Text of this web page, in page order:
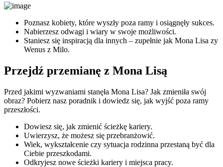
Poznasz kobiety, które wyszły poza ramy i osiągnęły sukces.
Nabierzesz odwagi i wiary w swoje możliwości.
Staniesz się inspiracją dla innych – zupełnie jak Mona Lisa zy
Wenus z Milo.
Przejdź przemianę z Mona Lisą
Przed jakimi wyzwaniami stanęła Mona Lisa? Jak zmieniła swój
obraz? Pobierz nasz poradnik i dowiedz się, jak wyjść poza ramy
przeszłości.
Dowiesz się, jak zmienić ścieżkę kariery.
Uwierzysz, że możesz się przebranżowić.
Wiek, wykształcenie czy sytuacja rodzinna przestaną być dla
Ciebie przeszkodami.
Odkryjesz nowe ścieżki kariery i miejsca pracy.